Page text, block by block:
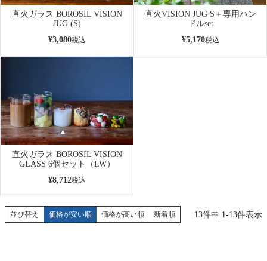
直火ガラス BOROSIL VISION
JUG (S)
¥3,080税込
直火VISION JUG S＋専用ハン
ドルset
¥5,170税込
直火ガラス BOROSIL VISION
GLASS 6個セット（LW）
¥8,712税込
並び替え 価格が安い順 価格が高い順 新着順 13件中 1-13件表示